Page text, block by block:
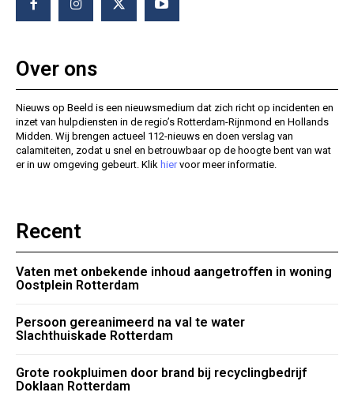
Over ons
Nieuws op Beeld is een nieuwsmedium dat zich richt op incidenten en
inzet van hulpdiensten in de regio’s Rotterdam-Rijnmond en Hollands
Midden. Wij brengen actueel 112-nieuws en doen verslag van
calamiteiten, zodat u snel en betrouwbaar op de hoogte bent van wat
er in uw omgeving gebeurt. Klik hiervoor meer informatie.
Recent
Vaten met onbekende inhoud aangetroffen in woning
Oostplein Rotterdam
Persoon gereanimeerd na val te water
Slachthuiskade Rotterdam
Grote rookpluimen door brand bij recyclingbedrijf
Doklaan Rotterdam